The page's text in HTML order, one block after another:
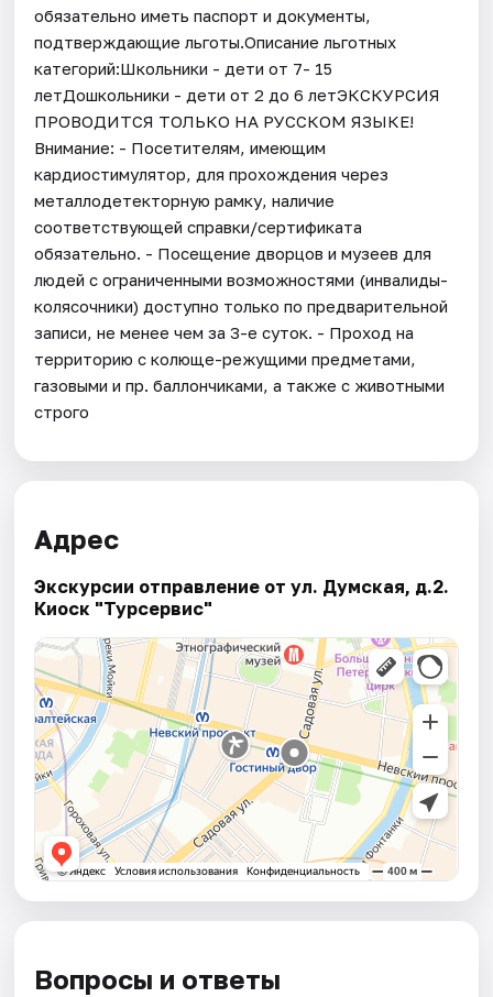
обязательно иметь паспорт и документы,
подтверждающие льготы.Описание льготных
категорий:Школьники - дети от 7- 15
летДошкольники - дети от 2 до 6 летЭКСКУРСИЯ
ПРОВОДИТСЯ ТОЛЬКО НА РУССКОМ ЯЗЫКЕ!
Внимание: - Посетителям, имеющим
кардиостимулятор, для прохождения через
металлодетекторную рамку, наличие
соответствующей справки/сертификата
обязательно. - Посещение дворцов и музеев для
людей с ограниченными возможностями (инвалиды-
колясочники) доступно только по предварительной
записи, не менее чем за 3-е суток. - Проход на
территорию с колюще-режущими предметами,
газовыми и пр. баллончиками, а также с животными
строго
Адрес
Экскурсии отправление от ул. Думская, д.2.
Киоск "Турсервис"
Вопросы и ответы